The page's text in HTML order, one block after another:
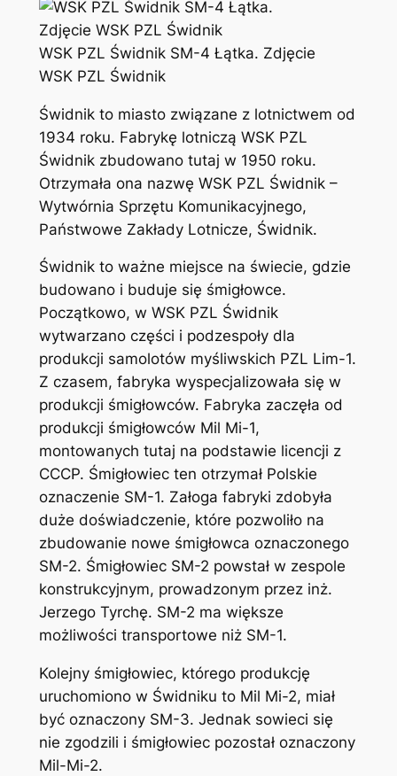
WSK PZL Świdnik SM-4 Łątka. Zdjęcie
WSK PZL Świdnik
Świdnik to miasto związane z lotnictwem od
1934 roku. Fabrykę lotniczą WSK PZL
Świdnik zbudowano tutaj w 1950 roku.
Otrzymała ona nazwę WSK PZL Świdnik –
Wytwórnia Sprzętu Komunikacyjnego,
Państwowe Zakłady Lotnicze, Świdnik.
Świdnik to ważne miejsce na świecie, gdzie
budowano i buduje się śmigłowce.
Początkowo, w WSK PZL Świdnik
wytwarzano części i podzespoły dla
produkcji samolotów myśliwskich PZL Lim-1.
Z czasem, fabryka wyspecjalizowała się w
produkcji śmigłowców. Fabryka zaczęła od
produkcji śmigłowców Mil Mi-1,
montowanych tutaj na podstawie licencji z
CCCP. Śmigłowiec ten otrzymał Polskie
oznaczenie SM-1. Załoga fabryki zdobyła
duże doświadczenie, które pozwoliło na
zbudowanie nowe śmigłowca oznaczonego
SM-2. Śmigłowiec SM-2 powstał w zespole
konstrukcyjnym, prowadzonym przez inż.
Jerzego Tyrchę. SM-2 ma większe
możliwości transportowe niż SM-1.
Kolejny śmigłowiec, którego produkcję
uruchomiono w Świdniku to Mil Mi-2, miał
być oznaczony SM-3. Jednak sowieci się
nie zgodzili i śmigłowiec pozostał oznaczony
Mil-Mi-2.